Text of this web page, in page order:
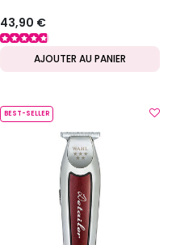
43,90 €
AJOUTER AU PANIER
BEST-SELLER